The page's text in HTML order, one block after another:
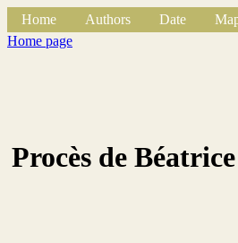
Home Authors Date
Home page
Procès de